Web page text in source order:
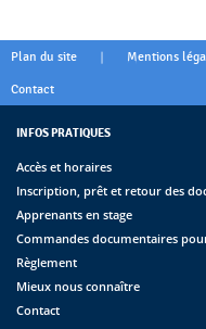
Plan du site | Mentions
Contact
INFOS PRATIQUES
Accès et horaires
Inscription, prêt et retour des
Apprenants en stage
Commandes documentaires
Règlement
Mieux nous connaître
Contact